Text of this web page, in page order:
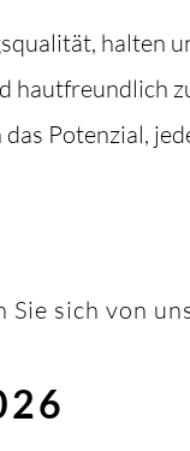
halten
hautfreundlich
Potenzial,
Sie sich von